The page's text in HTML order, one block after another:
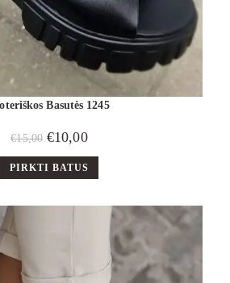
Basutės 1245
€15,00 €10,00
PIRKTI BATUS